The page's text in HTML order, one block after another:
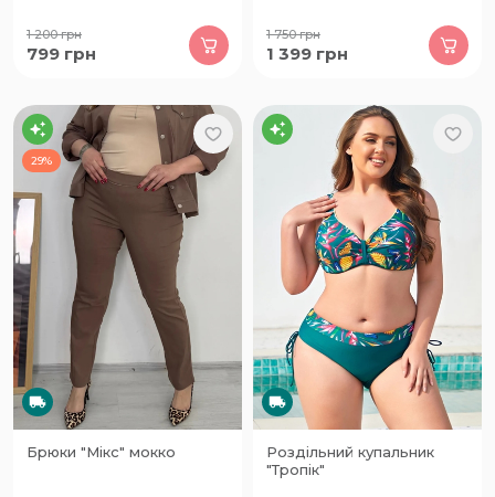
1 200грн
799 грн
1 750грн
1 399 грн
29%
Брюки "Мікс" мокко
Роздільний купальник
"Тропік"